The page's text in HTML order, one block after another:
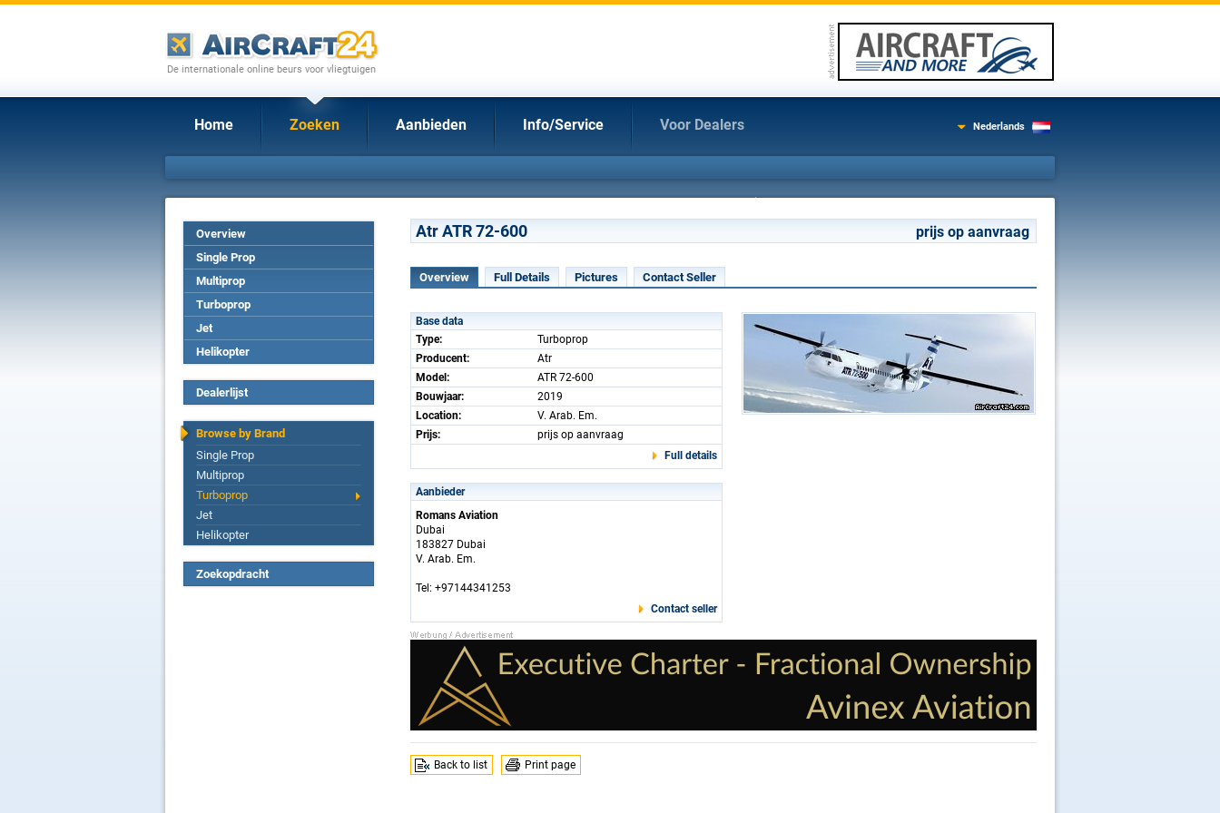
De internationale online beurs voor vliegtuigen
Home Zoeken Aanbieden Info/Service Voor Dealers Nederlands
Overview
Single Prop
Multiprop
Turboprop
Jet
Helikopter
Dealerlijst
Browse by Brand
Single Prop
Multiprop
Turboprop
Jet
Helikopter
Zoekopdracht
Atr ATR 72-600 prijs op aanvraag
Overview Full Details Pictures Contact Seller
Base data
Type:
Turboprop
Producent:
Atr
Model:
ATR 72-600
Bouwjaar:
2019
Location:
V. Arab. Em.
Prijs:
prijs op aanvraag
Full details
Aanbieder
Romans Aviation
Dubai
183827 Dubai
V. Arab. Em.
Tel: +97144341253
Contact seller
Back to list Print page